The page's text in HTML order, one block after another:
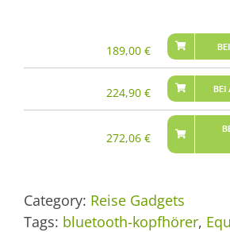
189,00 €
224,90 € BEI
272,06 €
Category: Reise Gadgets
Tags: bluetooth-kopfhörer,